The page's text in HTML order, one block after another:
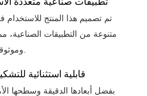
تم تصميم هذا المنتج
متنوعة من التطبيقات الصناعية،
قابلية استثنائية
بفضل أبعادها الدقيقة وسطحها